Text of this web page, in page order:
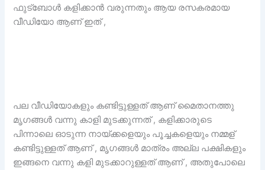
ഫുട്ബോൾ കളിക്കാൻ വരുന്നതും ആയ രസകരമായ
വീഡിയോ ആണ് ഇത് ,
പല വീഡിയോകളും കണ്ടിട്ടുള്ളത് ആണ് മൈതാനത്തു
മൃഗങ്ങൾ വന്നു കാളി മുടക്കുന്നത് , കളിക്കാരുടെ
പിന്നാലെ ഓടുന്ന നായ്ക്കളെയും പൂച്ചകളെയും നമ്മള്
കണ്ടിട്ടുള്ളത് ആണ് , മൃഗങ്ങൾ മാത്രം അല്ല പക്ഷികളും
ഇങ്ങനെ വന്നു കളി മുടക്കാറുള്ളത് ആണ് , അതുപോലെ